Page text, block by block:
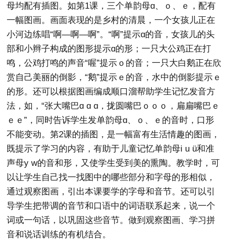
母均配有插图。如第1课，三个单韵母ɑ、ｏ、ｅ，配有
一幅图画。画面表现的是乡村的清晨，一个女孩儿正在
小河边练唱“啊—啊—啊”。“啊”提示ɑ的音，女孩儿的头
部和小辫子构成的图形提示ɑ的形；一只大公鸡正在打
鸣，公鸡打鸣的声音“喔”提示ｏ的音；一只大白鹅正在欣
赏自己美丽的倒影，“鹅”提示ｅ的音，水中的倒影提示ｅ
的形。还可以根据图画编成顺口溜帮助学生记忆发音方
法，如，“张大嘴巴ɑ ɑ ɑ，拢圆嘴巴ｏｏｏ，扁扁嘴巴ｅ
ｅｅ”，同时告诉学生发单韵母ɑ、ｏ、ｅ的音时，口形
不能变动。第2课的插图，是一幅富有生活情趣的图画，
既提示了学习的内容，有助于儿童记忆单韵母i u ü和准
声母y w的音和形，又使学生受到美的熏陶。教学时，可
以让学生自己找一找图中的哪些部分和字母的形相似，
通过观察图画，引出本课要学的字母和音节。还可以引
导学生把带调的音节和口语中的词语联系起来，说一个
词或一句话，以巩固这些音节。做到观察图画、学习拼
音和说话训练的有机结合。